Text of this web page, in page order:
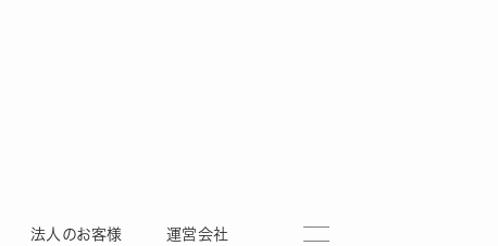
法人のお客様 運営会社